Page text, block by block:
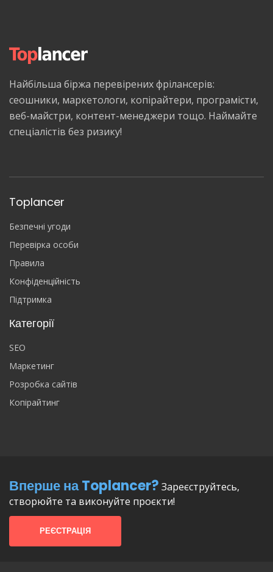
Найбільша біржа перевірених фрілансерів:
сеошники, маркетологи, копірайтери, програмісти,
веб-майстри, контент-менеджери тощо. Наймайте
спеціалістів без ризику!
Toplancer
Безпечні угоди
Перевірка особи
Правила
Конфіденційність
Підтримка
Категорії
SEO
Маркетинг
Розробка сайтів
Копірайтинг
Вперше на Toplancer? Зареєструйтесь,
створюйте та виконуйте проєкти!
РЕЄСТРАЦІЯ